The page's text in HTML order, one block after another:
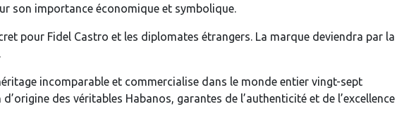
son importance économique et symbolique.
pour Fidel Castro et les diplomates étrangers. La marque deviendra par la
incomparable et commercialise dans le monde entier vingt-sept
des véritables Habanos, garantes de l’authenticité et de l’excellence